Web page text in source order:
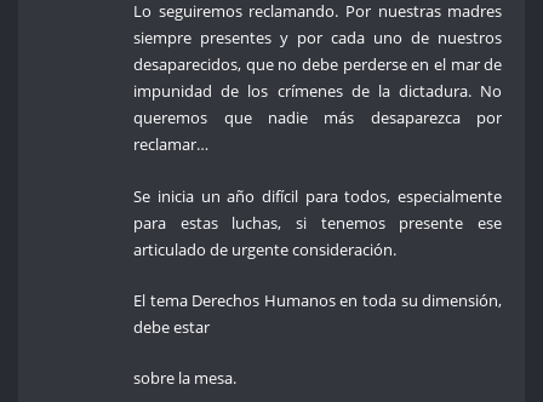
Lo seguiremos reclamando. Por nuestras madres
siempre presentes y por cada uno de nuestros
desaparecidos, que no debe perderse en el mar de
impunidad de los crímenes de la dictadura. No
queremos que nadie más desaparezca por
reclamar…
Se inicia un año difícil para todos, especialmente
para estas luchas, si tenemos presente ese
articulado de urgente consideración.
El tema Derechos Humanos en toda su dimensión,
debe estar
sobre la mesa.